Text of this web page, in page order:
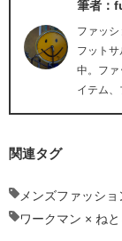
筆者：
ファッ
フット
中。ファ
イテム、
関連タグ
メンズファッショ
ワークマン × ね